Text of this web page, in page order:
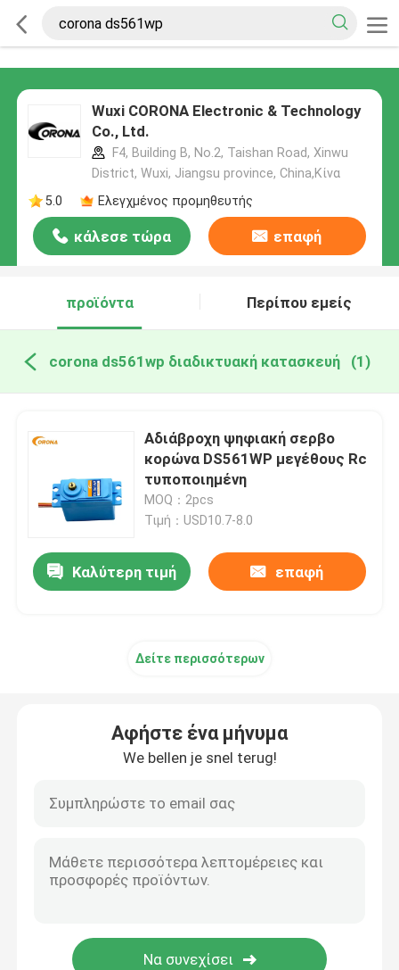
Wuxi CORONA Electronic & Technology
Co., Ltd.
F4, Building B, No.2, Taishan Road, Xinwu
District, Wuxi, Jiangsu province, China,Κίνα
5.0
Ελεγχμένος προμηθευτής
κάλεσε τώρα επαφή
προϊόντα Περίπου εμείς
corona ds561wp διαδικτυακή κατασκευή (1)
Αδιάβροχη ψηφιακή σερβο
κορώνα DS561WP μεγέθους Rc
τυποποιημένη
MOQ：2pcs
Τιμή：USD10.7-8.0
Καλύτερη τιμή επαφή
Δείτε περισσότερων
Αφήστε ένα μήνυμα
We bellen je snel terug!